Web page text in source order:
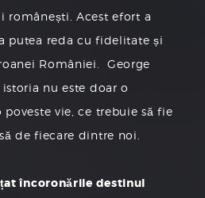
românești. Acest efort a
putea reda cu fidelitate și
României. George
nu este doar o
vie, ce trebuie să fie
de fiecare dintre noi.
încoronările destinul